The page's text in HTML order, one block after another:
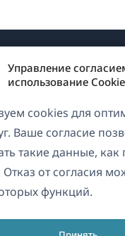
Управление
использование Cookie
cookies для
Ваше согласие
такие данные,
от согласия
функций.
О WPML
и политика
к
(открывается
в
в
в